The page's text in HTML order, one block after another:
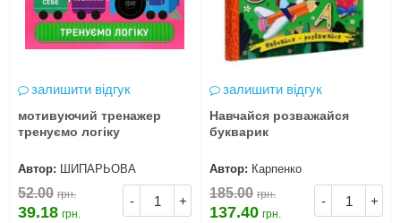
залишити відгук
мотивуючий тренажер
тренуємо логіку
Автор: ШИПАРЬОВА
- +
52.00 грн.
39.18 грн.
залишити відгук
Навчайся розважайся
букварик
Автор: Карпенко
- +
185.00 грн.
137.40 грн.